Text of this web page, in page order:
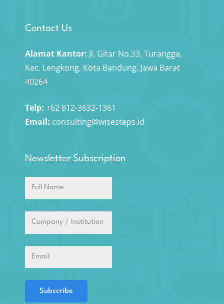
Contact Us
Alamat Kantor: Jl. Gitar No.33, Turangga,
Kec. Lengkong, Kota Bandung, Jawa Barat
40264
Telp: +62 812-3632-1361
Email: consulting@wisesteps.id
Newsletter Subscription